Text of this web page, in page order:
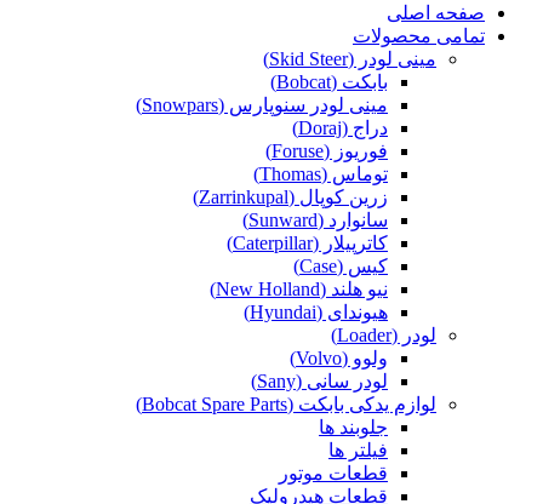
صفحه اصلی
تمامی محصولات
مینی لودر (Skid Steer)
بابکت (Bobcat)
مینی لودر سنوپارس (Snowpars)
دراج (Doraj)
فوریوز (Foruse)
توماس (Thomas)
زرین کوپال (Zarrinkupal)
سانوارد (Sunward)
کاترپیلار (Caterpillar)
کیس (Case)
نیو هلند (New Holland)
هیوندای (Hyundai)
لودر (Loader)
ولوو (Volvo)
لودر سانی (Sany)
لوازم یدکی بابکت (Bobcat Spare Parts)
جلوبند ها
فیلتر ها
قطعات موتور
قطعات هیدرولیک